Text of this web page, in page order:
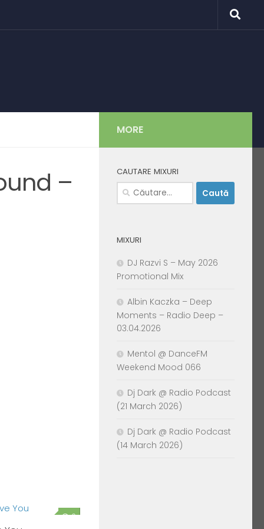
–
0
MORE
CAUTARE MIXURI
Caută
după:
MIXURI
DJ Razvi S – May 2026
Promotional Mix
Albin Kaczka – Deep
Moments – Radio Deep –
03.04.2026
Mentol @ DanceFM
Weekend Mood 066
Dj Dark @ Radio Podcast
(21 March 2026)
Dj Dark @ Radio Podcast
(14 March 2026)